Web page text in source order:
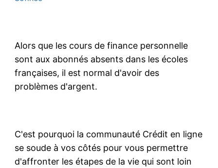
Alors que les cours de finance personnelle
sont aux abonnés absents dans les écoles
françaises, il est normal d'avoir des
problèmes d'argent.
C'est pourquoi la communauté Crédit en ligne
se soude à vos côtés pour vous permettre
d'affronter les étapes de la vie qui sont loin